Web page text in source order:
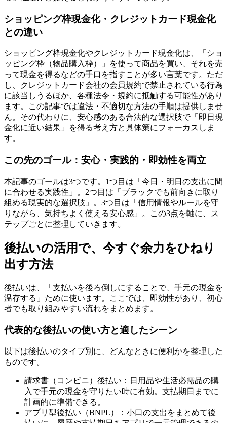
ショッピング枠現金化・クレジットカード現金化
との違い
ショッピング枠現金化やクレジットカード現金化は、「ショ
ッピング枠（物品購入枠）」を使って商品を買い、それを売
って現金を得るなどの手口を指すことが多い言葉です。ただ
し、クレジットカード会社の会員規約で禁止されている行為
に該当しうるほか、各種法令・規約に抵触する可能性があり
ます。この記事では違法・不適切な方法の手順は提供しませ
ん。その代わりに、安心感のある合法的な選択肢で「即日現
金化に近い結果」を得る考え方と具体策にフォーカスしま
す。
この先のゴール：安心・実践的・即効性を両立
本記事のゴールは3つです。1つ目は「今日・明日の支出に間
に合わせる実践性」。2つ目は「ブラックでも前向きに取り
組める現実的な選択肢」。3つ目は「信用情報やルールを守
りながら、気持ちよく使える安心感」。この3点を軸に、ス
テップごとに整理していきます。
後払いの活用で、今すぐ余力をひねり
出す方法
後払いは、「支払いを後ろ倒しにすることで、手元の現金を
温存する」ために使います。ここでは、即効性があり、初心
者でも取り組みやすい流れをまとめます。
代表的な後払いの使い方と適したシーン
以下は後払いのタイプ別に、どんなときに便利かを整理した
ものです。
請求書（コンビニ）後払い：日用品や生活必需品の購
入で手元の現金を守りたい時に有効。支払期日までに
計画的に準備できる。
アプリ型後払い（BNPL）：小口の支出をまとめて後